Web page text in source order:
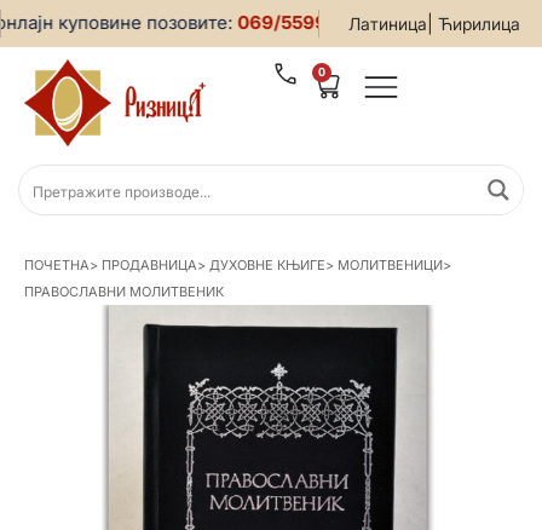
Латиница Ћирилица
куповине позовите:069/5599-019 • За све
0
ПОЧЕТНА> ПРОДАВНИЦА> ДУХОВНЕ КЊИГЕ> МОЛИТВЕНИЦИ>
ПРАВОСЛАВНИ МОЛИТВЕНИК